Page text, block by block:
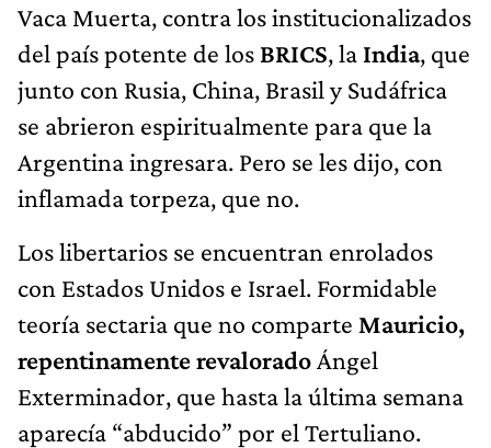
Vaca Muerta, contra los institucionalizados
del país potente de los BRICS, la India, que
junto con Rusia, China, Brasil y Sudáfrica
se abrieron espiritualmente para que la
Argentina ingresara. Pero se les dijo, con
inflamada torpeza, que no.
Los libertarios se encuentran enrolados
con Estados Unidos e Israel. Formidable
teoría sectaria que no comparte Mauricio,
repentinamente revalorado Ángel
Exterminador, que hasta la última semana
aparecía “abducido” por el Tertuliano.